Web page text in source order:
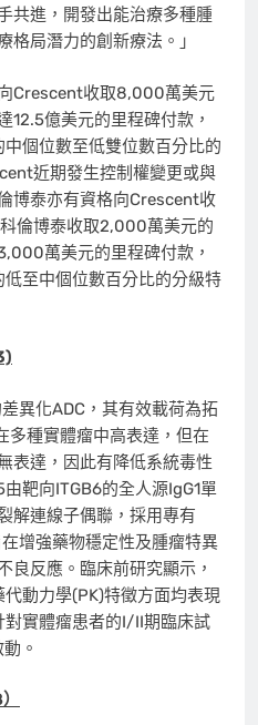
共進，開發出能治療多種腫
格局潛力的創新療法。」
Crescent收取8,000萬美元
12.5億美元的里程碑付款，
個位數至低雙位數百分比的
近期發生控制權變更或與
博泰亦有資格向Crescent收
倫博泰收取2,000萬美元的
萬美元的里程碑付款，
至中個位數百分比的分級特
異化ADC，其有效載荷為拓
種實體瘤中高表達，但在
表達，因此有降低系統毒性
靶向ITGB6的全人源IgG1單
解連線子偶聯，採用專有
增強藥物穩定性及腫瘤特異
良反應。臨床前研究顯示，
動力學(PK)特徵方面均表現
對實體瘤患者的I/II期臨床試
。
）